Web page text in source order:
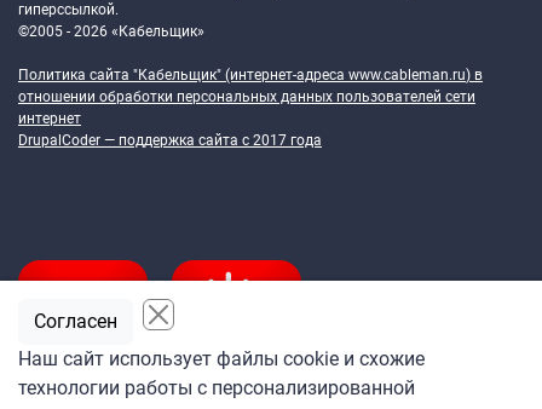
гиперссылкой.
©2005 - 2026 «Кабельщик»
Политика сайта "Кабельщик" (интернет-адреса www.cableman.ru) в
отношении обработки персональных данных пользователей сети
интернет
DrupalCoder — поддержка сайта c 2017 года
Наш сайт использует файлы cookie и схожие
технологии работы с персонализированной
Согласен